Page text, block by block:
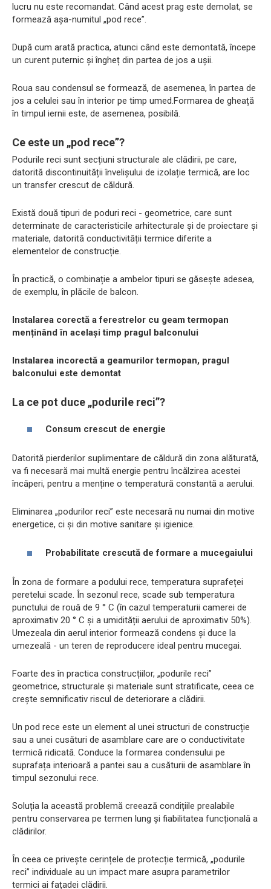
lucru nu este recomandat. Când acest prag este demolat, se
formează așa-numitul „pod rece”.
După cum arată practica, atunci când este demontată, începe
un curent puternic și îngheț din partea de jos a ușii.
Roua sau condensul se formează, de asemenea, în partea de
jos a celulei sau în interior pe timp umed.Formarea de gheață
în timpul iernii este, de asemenea, posibilă.
Ce este un „pod rece”?
Podurile reci sunt secțiuni structurale ale clădirii, pe care,
datorită discontinuității învelișului de izolație termică, are loc
un transfer crescut de căldură.
Există două tipuri de poduri reci - geometrice, care sunt
determinate de caracteristicile arhitecturale și de proiectare și
materiale, datorită conductivității termice diferite a
elementelor de construcție.
În practică, o combinație a ambelor tipuri se găsește adesea,
de exemplu, în plăcile de balcon.
Instalarea corectă a ferestrelor cu geam termopan
menținând în același timp pragul balconului
Instalarea incorectă a geamurilor termopan, pragul
balconului este demontat
La ce pot duce „podurile reci”?
Consum crescut de energie
Datorită pierderilor suplimentare de căldură din zona alăturată,
va fi necesară mai multă energie pentru încălzirea acestei
încăperi, pentru a menține o temperatură constantă a aerului.
Eliminarea „podurilor reci” este necesară nu numai din motive
energetice, ci și din motive sanitare și igienice.
Probabilitate crescută de formare a mucegaiului
În zona de formare a podului rece, temperatura suprafeței
peretelui scade. În sezonul rece, scade sub temperatura
punctului de rouă de 9 ° C (în cazul temperaturii camerei de
aproximativ 20 ° C și a umidității aerului de aproximativ 50%).
Umezeala din aerul interior formează condens și duce la
umezeală - un teren de reproducere ideal pentru mucegai.
Foarte des în practica construcțiilor, „podurile reci”
geometrice, structurale și materiale sunt stratificate, ceea ce
crește semnificativ riscul de deteriorare a clădirii.
Un pod rece este un element al unei structuri de construcție
sau a unei cusături de asamblare care are o conductivitate
termică ridicată. Conduce la formarea condensului pe
suprafața interioară a pantei sau a cusăturii de asamblare în
timpul sezonului rece.
Soluția la această problemă creează condițiile prealabile
pentru conservarea pe termen lung și fiabilitatea funcțională a
clădirilor.
În ceea ce privește cerințele de protecție termică, „podurile
reci” individuale au un impact mare asupra parametrilor
termici ai fațadei clădirii.